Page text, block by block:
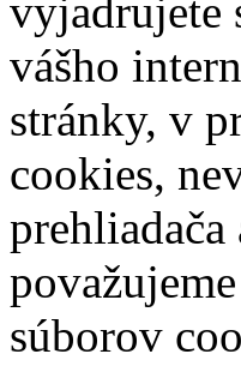
vyjadrujete
vášho
stránky, v
cookies,
súborov